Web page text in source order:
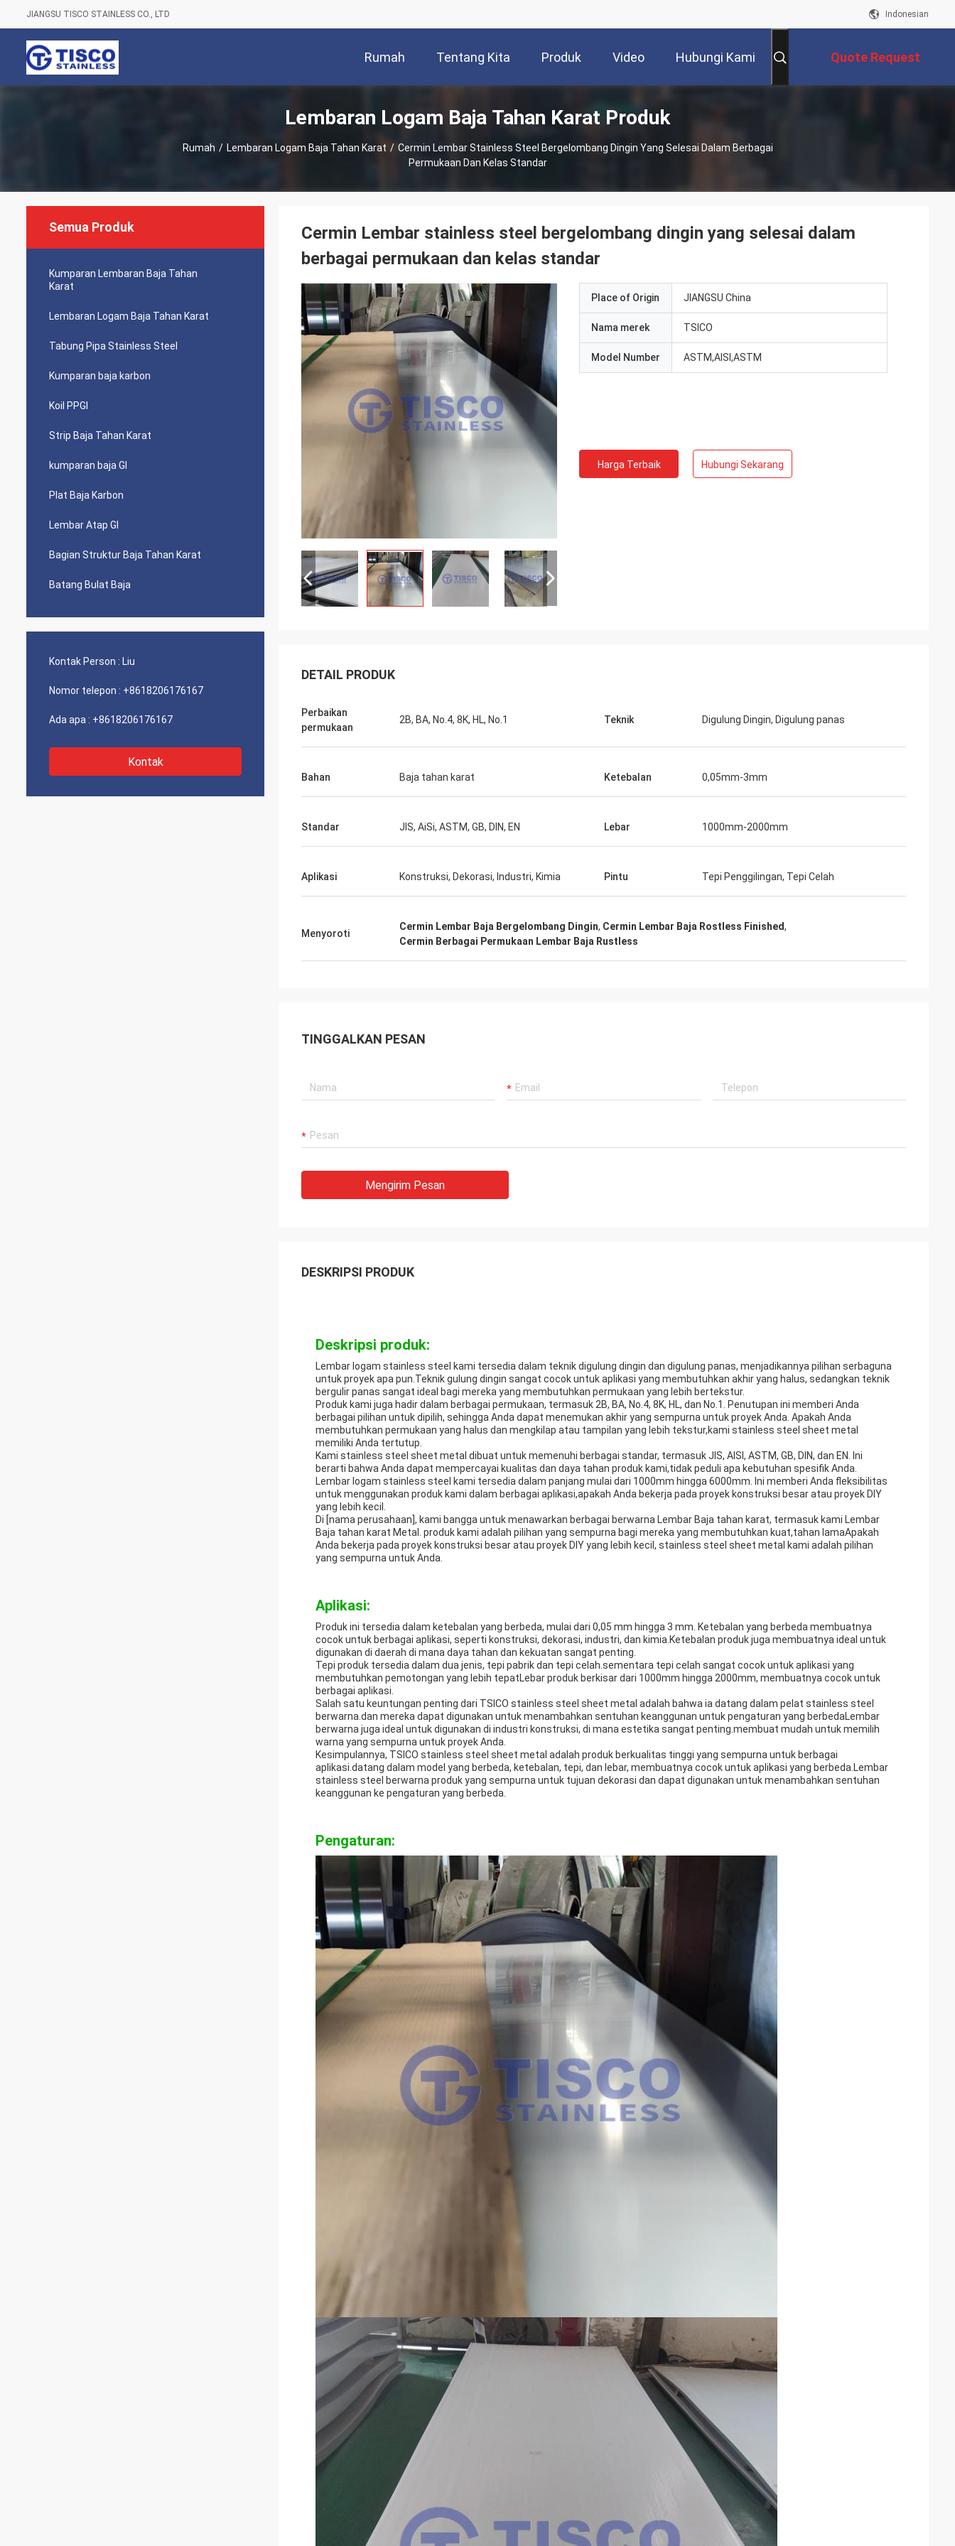
JIANGSU TISCO STAINLESS CO., LTD Indonesian
Rumah Tentang Kita Produk Video Hubungi Kami Quote Request
Lembaran Logam Baja Tahan Karat Produk
Rumah / Lembaran Logam Baja Tahan Karat / Cermin Lembar Stainless Steel Bergelombang Dingin Yang Selesai Dalam Berbagai
Permukaan Dan Kelas Standar
Semua Produk
Kumparan Lembaran Baja Tahan
Karat
Lembaran Logam Baja Tahan Karat
Tabung Pipa Stainless Steel
Kumparan baja karbon
Koil PPGI
Strip Baja Tahan Karat
kumparan baja GI
Plat Baja Karbon
Lembar Atap GI
Bagian Struktur Baja Tahan Karat
Batang Bulat Baja
Kontak Person : Liu
Nomor telepon : +8618206176167
Ada apa : +8618206176167
Kontak
Cermin Lembar stainless steel bergelombang dingin yang selesai dalam
berbagai permukaan dan kelas standar
Place of Origin JIANGSU China
Nama merek TSICO
Model Number ASTM,AISI,ASTM
Harga Terbaik Hubungi Sekarang
DETAIL PRODUK
Perbaikan
permukaan
2B, BA, No.4, 8K, HL, No.1 Teknik Digulung Dingin, Digulung panas
Bahan Baja tahan karat Ketebalan 0,05mm-3mm
Standar JIS, AiSi, ASTM, GB, DIN, EN Lebar 1000mm-2000mm
Aplikasi Konstruksi, Dekorasi, Industri, Kimia Pintu Tepi Penggilingan, Tepi Celah
Menyoroti
Cermin Lembar Baja Bergelombang Dingin, Cermin Lembar Baja Rostless Finished,
Cermin Berbagai Permukaan Lembar Baja Rustless
TINGGALKAN PESAN
Mengirim Pesan
DESKRIPSI PRODUK
Deskripsi produk:
Lembar logam stainless steel kami tersedia dalam teknik digulung dingin dan digulung panas, menjadikannya pilihan serbaguna
untuk proyek apa pun.Teknik gulung dingin sangat cocok untuk aplikasi yang membutuhkan akhir yang halus, sedangkan teknik
bergulir panas sangat ideal bagi mereka yang membutuhkan permukaan yang lebih bertekstur.
Produk kami juga hadir dalam berbagai permukaan, termasuk 2B, BA, No.4, 8K, HL, dan No.1. Penutupan ini memberi Anda
berbagai pilihan untuk dipilih, sehingga Anda dapat menemukan akhir yang sempurna untuk proyek Anda. Apakah Anda
membutuhkan permukaan yang halus dan mengkilap atau tampilan yang lebih tekstur,kami stainless steel sheet metal
memiliki Anda tertutup.
Kami stainless steel sheet metal dibuat untuk memenuhi berbagai standar, termasuk JIS, AISI, ASTM, GB, DIN, dan EN. Ini
berarti bahwa Anda dapat mempercayai kualitas dan daya tahan produk kami,tidak peduli apa kebutuhan spesifik Anda.
Lembar logam stainless steel kami tersedia dalam panjang mulai dari 1000mm hingga 6000mm. Ini memberi Anda fleksibilitas
untuk menggunakan produk kami dalam berbagai aplikasi,apakah Anda bekerja pada proyek konstruksi besar atau proyek DIY
yang lebih kecil.
Di [nama perusahaan], kami bangga untuk menawarkan berbagai berwarna Lembar Baja tahan karat, termasuk kami Lembar
Baja tahan karat Metal. produk kami adalah pilihan yang sempurna bagi mereka yang membutuhkan kuat,tahan lamaApakah
Anda bekerja pada proyek konstruksi besar atau proyek DIY yang lebih kecil, stainless steel sheet metal kami adalah pilihan
yang sempurna untuk Anda.
Aplikasi:
Produk ini tersedia dalam ketebalan yang berbeda, mulai dari 0,05 mm hingga 3 mm. Ketebalan yang berbeda membuatnya
cocok untuk berbagai aplikasi, seperti konstruksi, dekorasi, industri, dan kimia.Ketebalan produk juga membuatnya ideal untuk
digunakan di daerah di mana daya tahan dan kekuatan sangat penting.
Tepi produk tersedia dalam dua jenis, tepi pabrik dan tepi celah.sementara tepi celah sangat cocok untuk aplikasi yang
membutuhkan pemotongan yang lebih tepatLebar produk berkisar dari 1000mm hingga 2000mm, membuatnya cocok untuk
berbagai aplikasi.
Salah satu keuntungan penting dari TSICO stainless steel sheet metal adalah bahwa ia datang dalam pelat stainless steel
berwarna.dan mereka dapat digunakan untuk menambahkan sentuhan keanggunan untuk pengaturan yang berbedaLembar
berwarna juga ideal untuk digunakan di industri konstruksi, di mana estetika sangat penting.membuat mudah untuk memilih
warna yang sempurna untuk proyek Anda.
Kesimpulannya, TSICO stainless steel sheet metal adalah produk berkualitas tinggi yang sempurna untuk berbagai
aplikasi.datang dalam model yang berbeda, ketebalan, tepi, dan lebar, membuatnya cocok untuk aplikasi yang berbeda.Lembar
stainless steel berwarna produk yang sempurna untuk tujuan dekorasi dan dapat digunakan untuk menambahkan sentuhan
keanggunan ke pengaturan yang berbeda.
Pengaturan: